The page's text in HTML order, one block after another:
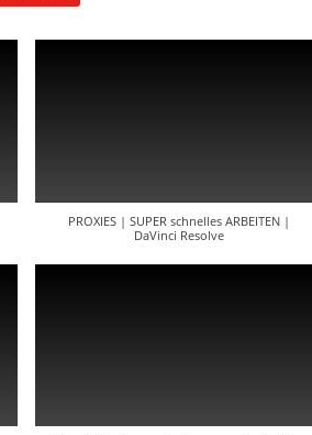
PROXIES | SUPER schnelles ARBEITEN |
DaVinci Resolve